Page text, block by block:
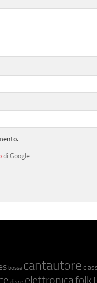
di Google.
bossa cantautore
elettronicafolk